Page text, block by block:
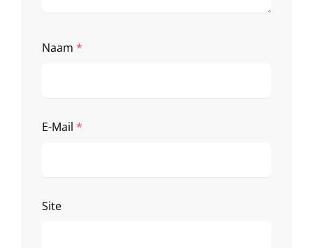
Naam *
E-Mail *
Site